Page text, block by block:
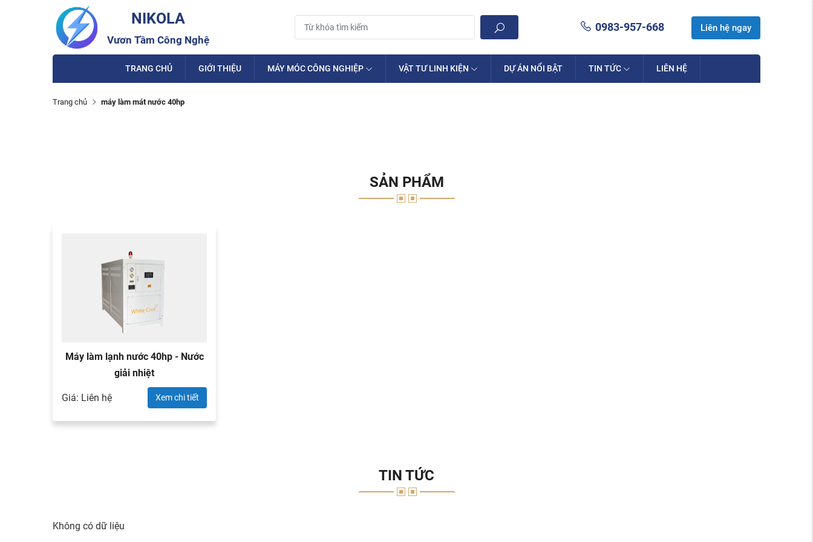
NIKOLA
Vươn Tầm Công Nghệ
0983-957-668 Liên hệ ngay
TRANG CHỦ GIỚI THIỆU MÁY MÓC CÔNG NGHIỆP VẬT TƯ LINH KIỆN DỰ ÁN NỔI BẬT TIN TỨC LIÊN HỆ
Trang chủ máy làm mát nước 40hp
SẢN PHẨM
Máy làm lạnh nước 40hp - Nước
giải nhiệt
Giá: Liên hệ Xem chi tiết
TIN TỨC
Không có dữ liệu